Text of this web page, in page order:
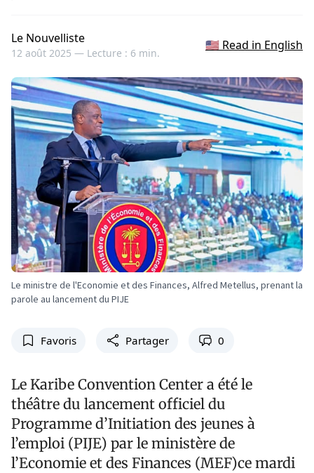
Le Nouvelliste
12 août 2025 — Lecture : 6 min.
🇺🇸 Read in English
Le ministre de l'Economie et des Finances, Alfred Metellus, prenant la
parole au lancement du PIJE
Favoris Partager 0
Le Karibe Convention Center a été le
théâtre du lancement officiel du
Programme d’Initiation des jeunes à
l’emploi (PIJE) par le ministère de
l’Economie et des Finances (MEF)ce mardi